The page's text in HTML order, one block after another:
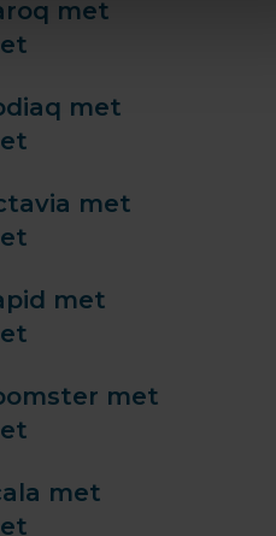
met
met
met
met
met
met